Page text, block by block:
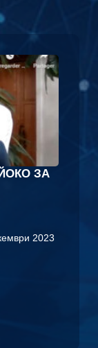
ЗА
2023